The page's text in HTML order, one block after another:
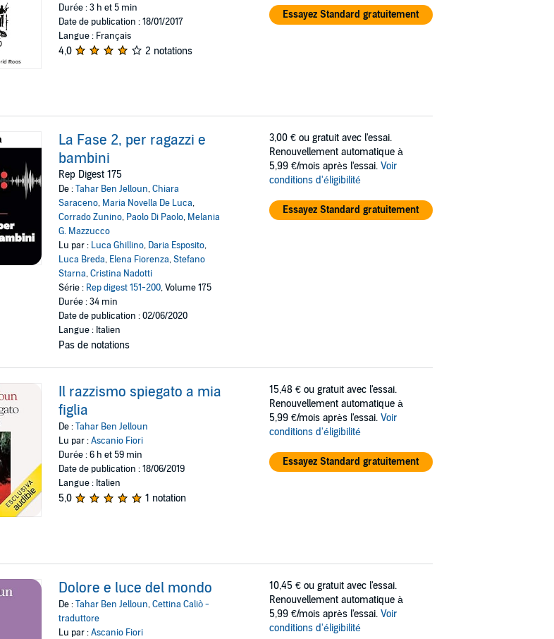
Durée : 3 h et 5 min
Date de publication : 18/01/2017
Langue : Français
4,0 2 notations
Essayez Standard gratuitement
La Fase 2, per ragazzi e
bambini
Rep Digest 175
De :Tahar Ben Jelloun,Chiara
Saraceno, Maria Novella De Luca,
Corrado Zunino, Paolo Di Paolo, Melania
G. Mazzucco
Lu par : Luca Ghillino, Daria Esposito,
Luca Breda, Elena Fiorenza,Stefano
Starna,Cristina Nadotti
Série : Rep digest 151-200, Volume 175
Durée : 34 min
Date de publication : 02/06/2020
Langue : Italien
Pas de notations
3,00 € ou gratuit avec l'essai.
Renouvellement automatique à
5,99 €/mois après l'essai. Voir
conditions d'éligibilité
Essayez Standard gratuitement
Il razzismo spiegato a mia
figlia
De :Tahar Ben Jelloun
Lu par :Ascanio Fiori
Durée : 6 h et 59 min
Date de publication : 18/06/2019
Langue : Italien
5,0 1 notation
15,48 € ou gratuit avec l'essai.
Renouvellement automatique à
5,99 €/mois après l'essai. Voir
conditions d'éligibilité
Essayez Standard gratuitement
Dolore e luce del mondo
De :Tahar Ben Jelloun,Cettina Caliò -
traduttore
Lu par :Ascanio Fiori
10,45 € ou gratuit avec l'essai.
Renouvellement automatique à
5,99 €/mois après l'essai. Voir
conditions d'éligibilité